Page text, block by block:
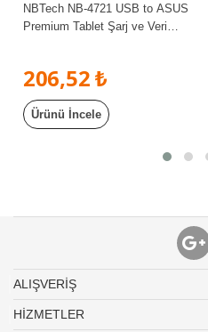
NBTech NB-4721 USB to ASUS
Premium Tablet Şarj ve Veri
206,52 ₺
Ürünü İncele
ALIŞVERİŞ
HİZMETLER